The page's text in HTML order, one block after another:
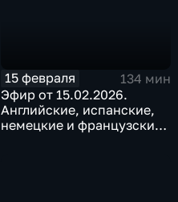
15 февраля
134 мин
Эфир от 15.02.2026.
Английские, испанские,
немецкие и французские